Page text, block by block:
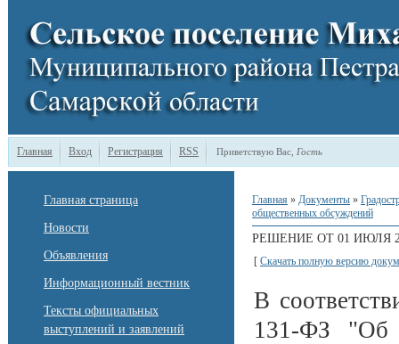
Главная Вход Регистрация RSS Приветствую Вас Гость
Главная страница
Новости
Объявления
Информационный вестник
Тексты официальных
выступлений и заявлений
Главная » Документы »
общественных обсуждений
РЕШЕНИЕ ОТ 01 ИЮЛЯ
[ Скачать полную версию
В
131-ФЗ "Об